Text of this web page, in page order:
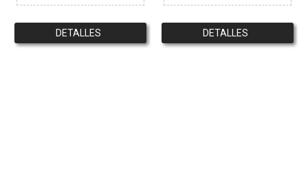
DETALLES DETALLES